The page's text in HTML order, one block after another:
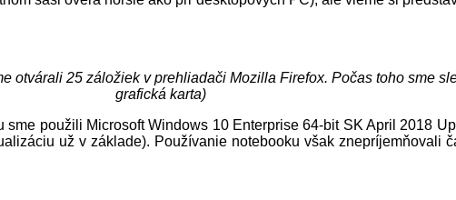
otvárali 25 záložiek v prehliadači Mozilla Firefox. Počas toho sme
grafická karta)
použili Microsoft Windows 10 Enterprise 64-bit SK April 2018
už v základe). Používanie notebooku však znepríjemňovali